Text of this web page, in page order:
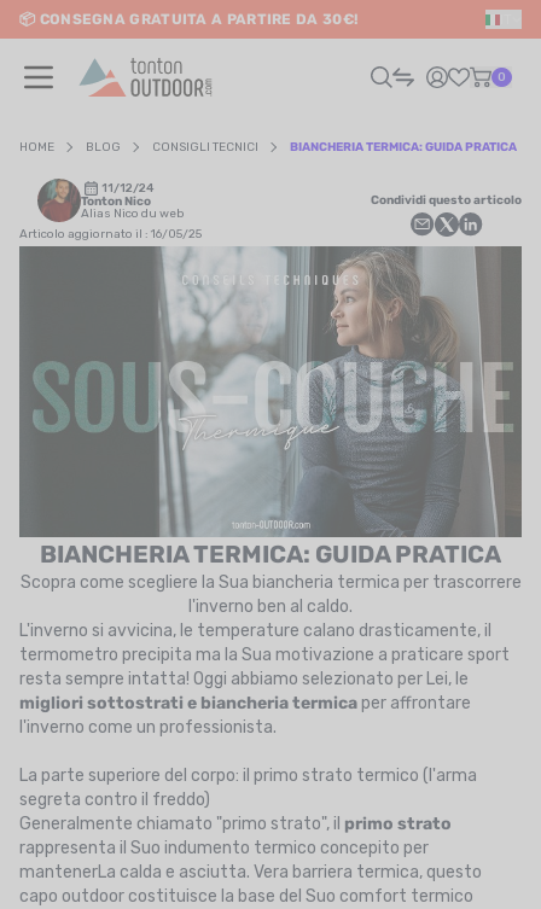
content
📦 CONSEGNA GRATUITA A PARTIRE DA 30€!
0
/ VIAGGIO
/ NUOTO
CARTA REGALO
IL MIO CARRELLO
I MIEI PREFERITI
IL BLOG DEI TONTONS
HOME BLOG CONSIGLI TECNICI BIANCHERIA TERMICA: GUIDA PRATICA
11/12/24
Tonton Nico
Alias Nico du web
Articolo aggiornato il : 16/05/25
Condividi questo articolo
BIANCHERIA TERMICA: GUIDA PRATICA
Scopra come scegliere la Sua biancheria termica per trascorrere
l'inverno ben al caldo.
L'inverno si avvicina, le temperature calano drasticamente, il
termometro precipita ma la Sua motivazione a praticare sport
resta sempre intatta! Oggi abbiamo selezionato per Lei, le
migliori sottostrati e biancheria termica per affrontare
l'inverno come un professionista.
La parte superiore del corpo: il primo strato termico (l'arma
segreta contro il freddo)
Generalmente chiamato "primo strato", il primo strato
rappresenta il Suo indumento termico concepito per
mantenerLa calda e asciutta. Vera barriera termica, questo
capo outdoor costituisce la base del Suo comfort termico